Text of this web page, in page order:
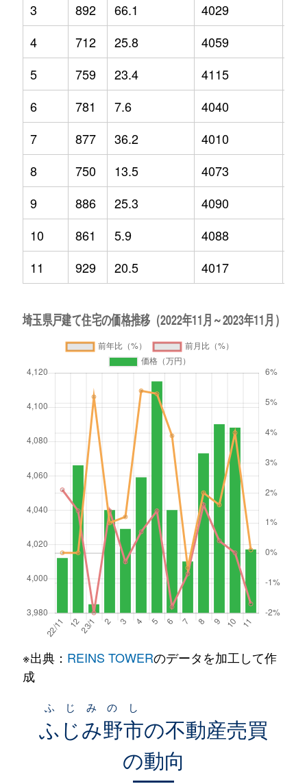
3
892 66.1 4029
4
712 25.8 4059
5
759 23.4 4115
6
781 7.6 4040
7
877 36.2 4010
8
750 13.5 4073
9
886 25.3 4090
10
861 5.9 4088
11
929 20.5 4017
※出典： REINS TOWERのデータを加工して作
成
ふじみ野市
ふじみのし
の不動産売買
の動向